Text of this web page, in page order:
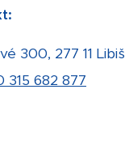
300, 277 11 Libiš
315 682 877